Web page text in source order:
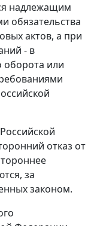
надлежащим
обязательства
актов, а при
- в
оборота или
отказ от
за
законом.